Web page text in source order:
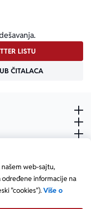
web-sajtu,
određene informacije na
"cookies").Više o
LISTU
ČITALACA